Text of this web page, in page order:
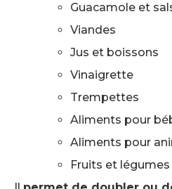
Guacamole et
Viandes
Jus et boissons
Vinaigrette
Trempettes
Aliments pour
Aliments pour
Fruits et légumes